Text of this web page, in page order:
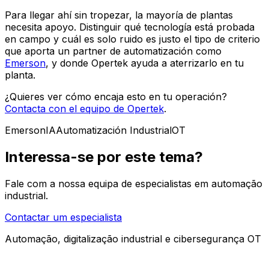
Para llegar ahí sin tropezar, la mayoría de plantas
necesita apoyo. Distinguir qué tecnología está probada
en campo y cuál es solo ruido es justo el tipo de criterio
que aporta un partner de automatización como
Emerson, y donde Opertek ayuda a aterrizarlo en tu
planta.
¿Quieres ver cómo encaja esto en tu operación?
Contacta con el equipo de Opertek.
EmersonIAAutomatización IndustrialOT
Interessa-se por este tema?
Fale com a nossa equipa de especialistas em automação
industrial.
Contactar um especialista
Automação, digitalização industrial e cibersegurança OT